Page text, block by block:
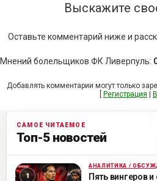
Выскажите
Оставьте комментарий ниже и
Мнений болельщиков ФК Ливерпуль:
Добавлять комментарии могут только
Регистрация
САМОЕ ЧИТАЕМОЕ
Топ-5 новостей
ML АНАЛИТИКА /
Пять вингеров